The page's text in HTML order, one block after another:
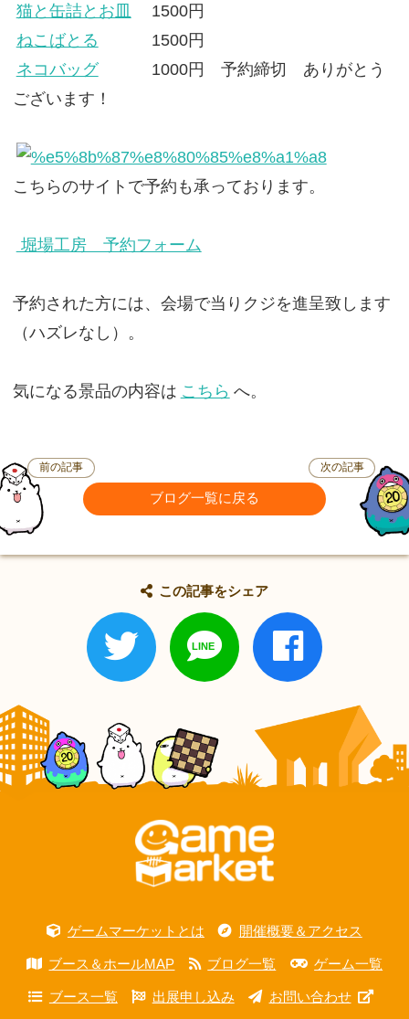
猫と缶詰とお皿
1500円
ねこばとる
1500円
ネコバッグ
1000円 予約締切 ありがとう
ございます！
こちらのサイトで予約も承っております。
堀場工房 予約フォーム
予約された方には、会場で当りクジを進呈致します
（ハズレなし）。
気になる景品の内容は こちら へ。
前の記事
ブログ一覧に戻る
次の記事
この記事をシェア
ゲームマーケットとは 開催概要＆アクセス
ブース＆ホールMAP ブログ一覧 ゲーム一覧
ブース一覧 出展申し込み お問い合わせ